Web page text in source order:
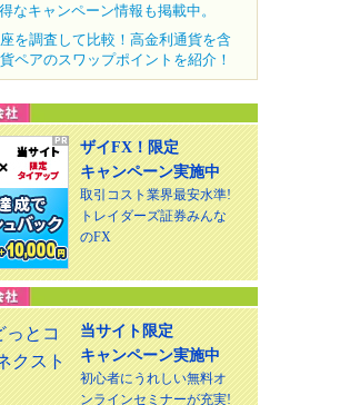
なキャンペーン情報も掲載中。
を調査して比較！高金利通貨を含
ペアのスワップポイントを紹介！
ザイFX！限定
キャンペーン実施中
取引コスト業界最安水準!
トレイダーズ証券みんな
のFX
当サイト限定
キャンペーン実施中
初心者にうれしい無料オ
ンラインセミナーが充実!